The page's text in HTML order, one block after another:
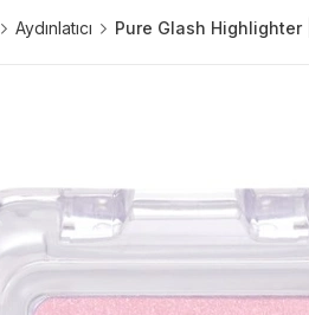
Aydınlatıcı Pure Glash Highlighter